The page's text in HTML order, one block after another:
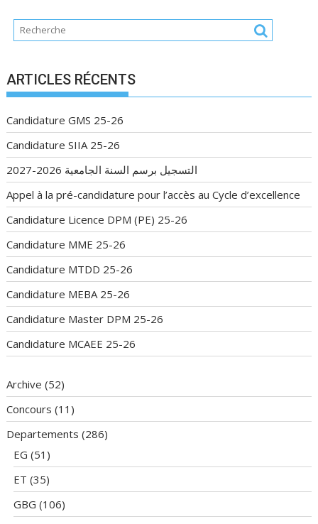
ARTICLES RÉCENTS
Candidature GMS 25-26
Candidature SIIA 25-26
التسجيل برسم السنة الجامعية 2026-2027
Appel à la pré-candidature pour l’accès au Cycle d’excellence
Candidature Licence DPM (PE) 25-26
Candidature MME 25-26
Candidature MTDD 25-26
Candidature MEBA 25-26
Candidature Master DPM 25-26
Candidature MCAEE 25-26
Archive (52)
Concours (11)
Departements (286)
EG (51)
ET (35)
GBG (106)